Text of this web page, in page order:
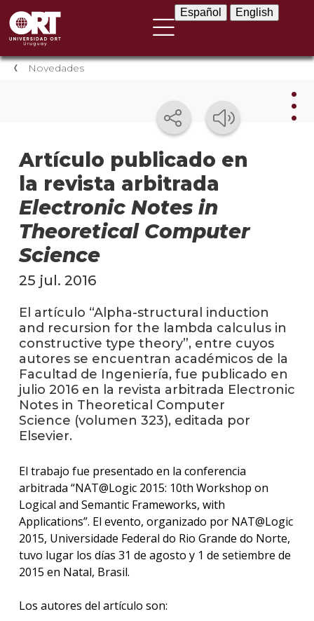
Español English
Novedades
Artículo publicado en
la revista arbitrada
Electronic Notes in
Theoretical Computer
Science
en
los
25 jul. 2016
El artículo “Alpha-structural induction
and recursion for the lambda calculus in
constructive type theory”, entre cuyos
autores se encuentran académicos de la
Facultad de Ingeniería, fue publicado en
julio 2016 en la revista arbitrada Electronic
Notes in Theoretical Computer
Science (volumen 323), editada por
Elsevier.
El trabajo fue presentado en la conferencia
arbitrada “NAT@Logic 2015: 10th Workshop on
Logical and Semantic Frameworks, with
Applications”. El evento, organizado por NAT@Logic
2015, Universidade Federal do Rio Grande do Norte,
tuvo lugar los días 31 de agosto y 1 de setiembre de
2015 en Natal, Brasil.
Los autores del artículo son: